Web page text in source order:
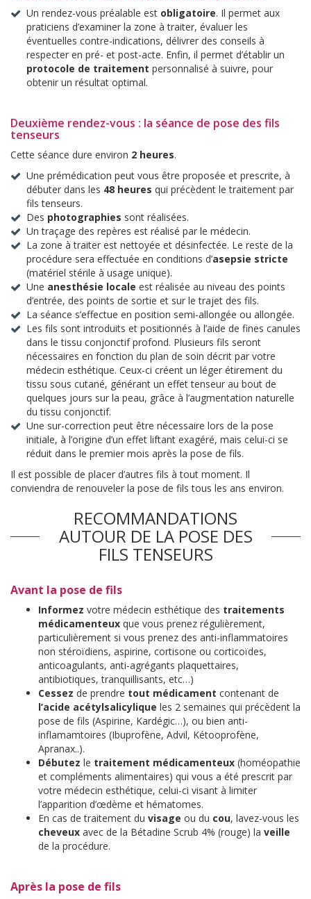
Un rendez-vous préalable est obligatoire. Il permet aux
praticiens d’examiner la zone à traiter, évaluer les
éventuelles contre-indications, délivrer des conseils à
respecter en pré- et post-acte. Enfin, il permet d’établir un
protocole de traitement personnalisé à suivre, pour
obtenir un résultat optimal.
Deuxième rendez-vous : la séance de pose des fils
tenseurs
Cette séance dure environ 2 heures.
Une prémédication peut vous être proposée et prescrite, à
débuter dans les 48 heures qui précèdent le traitement par
fils tenseurs.
Des photographies sont réalisées.
Un traçage des repères est réalisé par le médecin.
La zone à traiter est nettoyée et désinfectée. Le reste de la
procédure sera effectuée en conditions d’asepsie stricte
(matériel stérile à usage unique).
Une anesthésie locale est réalisée au niveau des points
d’entrée, des points de sortie et sur le trajet des fils.
La séance s’effectue en position semi-allongée ou allongée.
Les fils sont introduits et positionnés à l’aide de fines canules
dans le tissu conjonctif profond. Plusieurs fils seront
nécessaires en fonction du plan de soin décrit par votre
médecin esthétique. Ceux-ci créent un léger étirement du
tissu sous cutané, générant un effet tenseur au bout de
quelques jours sur la peau, grâce à l’augmentation naturelle
du tissu conjonctif.
Une sur-correction peut être nécessaire lors de la pose
initiale, à l’origine d’un effet liftant exagéré, mais celui-ci se
réduit dans le premier mois après la pose de fils.
Il est possible de placer d’autres fils à tout moment. Il
conviendra de renouveler la pose de fils tous les ans environ.
RECOMMANDATIONS
AUTOUR DE LA POSE DES
FILS TENSEURS
Avant la pose de fils
Informez votre médecin esthétique des traitements
médicamenteux que vous prenez régulièrement,
particulièrement si vous prenez des anti-inflammatoires
non stéroïdiens, aspirine, cortisone ou corticoïdes,
anticoagulants, anti-agrégants plaquettaires,
antibiotiques, tranquillisants, etc…)
Cessez de prendre tout médicament contenant de
l’acide acétylsalicylique les 2 semaines qui précèdent la
pose de fils (Aspirine, Kardégic…), ou bien anti-
inflamamtoires (Ibuprofène, Advil, Kétooprofène,
Apranax..).
Débutez le traitement médicamenteux (homéopathie
et compléments alimentaires) qui vous a été prescrit par
votre médecin esthétique, celui-ci visant à limiter
l’apparition d’œdème et hématomes.
En cas de traitement du visage ou du cou, lavez-vous les
cheveux avec de la Bétadine Scrub 4% (rouge) la veille
de la procédure.
Après la pose de fils